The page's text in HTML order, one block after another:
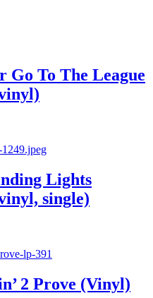
Go To The League
Lights
single)
2 Prove (Vinyl)